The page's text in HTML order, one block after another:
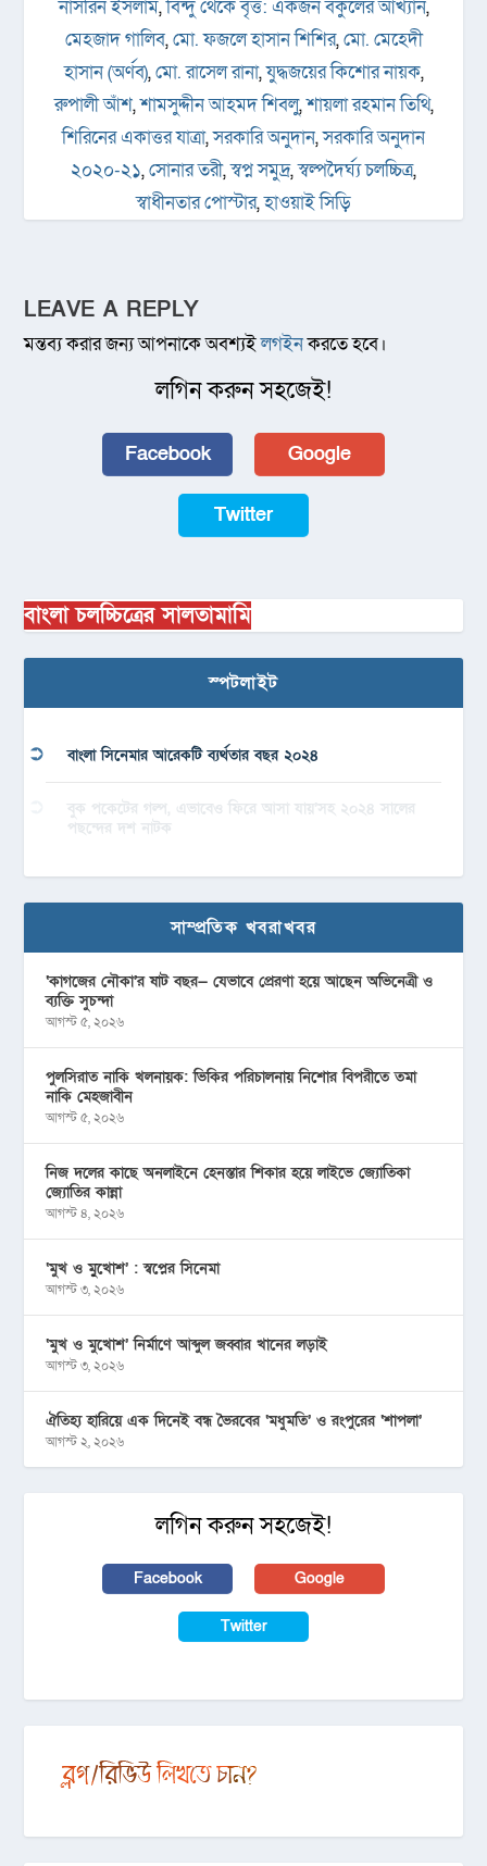
নাসরিন ইসলাম,বিন্দু থেকে বৃত্ত: একজন বকুলের আখ্যান,
মেহজাদ গালিব,মো. ফজলে হাসান শিশির,মো. মেহেদী
হাসান (অর্ণব),মো. রাসেল রানা,যুদ্ধজয়ের কিশোর নায়ক,
রুপালী আঁশ,শামসুদ্দীন আহমদ শিবলু,শায়লা রহমান তিথি,
শিরিনের একাত্তর যাত্রা,সরকারি অনুদান,সরকারি অনুদান
২০২০-২১,সোনার তরী,স্বপ্ন সমুদ্র,স্বল্পদৈর্ঘ্য চলচ্চিত্র,
স্বাধীনতার পোস্টার,হাওয়াই সিড়ি
LEAVE A REPLY
মন্তব্য করার জন্য আপনাকে অবশ্যইলগইনকরতে হবে।
লগিন করুন সহজেই!
Facebook Google
Twitter
বাংলা চলচ্চিত্রের সালতামামি
স্পটলাইট
বাংলা সিনেমার আরেকটি ব্যর্থতার বছর ২০২৪
বুক পকেটের গল্প, এভাবেও ফিরে আসা যায়’সহ ২০২৪ সালের
পছন্দের দশ নাটক
সাম্প্রতিক খবরাখবর
‘কাগজের নৌকা’র ষাট বছর— যেভাবে প্রেরণা হয়ে আছেন অভিনেত্রী ও
ব্যক্তি সুচন্দা
আগস্ট ৫, ২০২৬
পুলসিরাত নাকি খলনায়ক: ভিকির পরিচালনায় নিশোর বিপরীতে তমা
নাকি মেহজাবীন
আগস্ট ৫, ২০২৬
নিজ দলের কাছে অনলাইনে হেনস্তার শিকার হয়ে লাইভে জ্যোতিকা
জ্যোতির কান্না
আগস্ট ৪, ২০২৬
‘মুখ ও মু্খোশ’ : স্বপ্নের সিনেমা
আগস্ট ৩, ২০২৬
‘মুখ ও মুখোশ’ নির্মাণে আব্দুল জব্বার খানের লড়াই
আগস্ট ৩, ২০২৬
ঐতিহ্য হারিয়ে এক দিনেই বন্ধ ভৈরবের ‘মধুমতি’ ও রংপুরের ‘শাপলা’
আগস্ট ২, ২০২৬
লগিন করুন সহজেই!
Facebook Google
Twitter